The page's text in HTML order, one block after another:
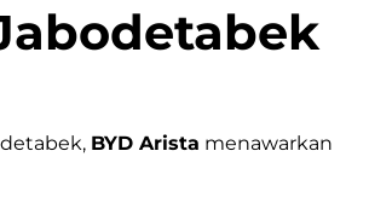
BYD Arista menawarkan